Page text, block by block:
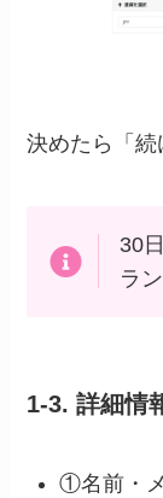
決めたら「続
30
ラ
1-3. 詳細情
①名前・